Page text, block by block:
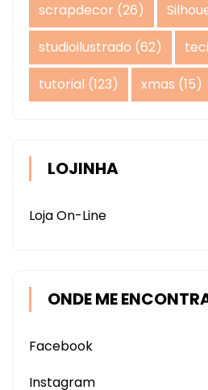
scrapdecor (26)
studioilustrado (62)
tutorial (123) xmas (15)
LOJINHA
Loja On-Line
ONDE ME
Facebook
Instagram